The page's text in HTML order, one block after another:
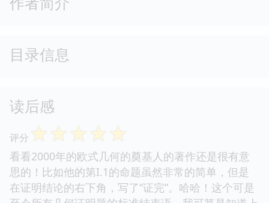
目录信息
读后感
评分 ☆☆☆☆☆
看看2000年的欧式几何的奠基人的著作还是很有意
思的！比如他的第I.1的命题虽然非常的简单，但是
在证明结论的右下角，写了“证完”。哈哈！这个可是